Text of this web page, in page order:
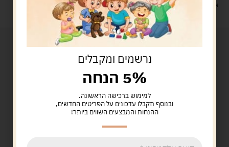
איסוף עצמי: מ"ביתר טויס" רחוב בניין דוד 18, ביתר עילית.
נרשמים ומקבלים
5% הנחה
למימוש ברכישה הראשונה.
ובנוסף תקבלו עדכונים על הפריטים החדשים,
ההנחות והמבצעים השווים ביותר!